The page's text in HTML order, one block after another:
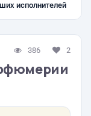
исполнителей
386 2